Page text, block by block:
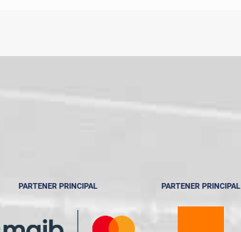
PARTENER PRINCIPAL PARTENER PRINCIPAL